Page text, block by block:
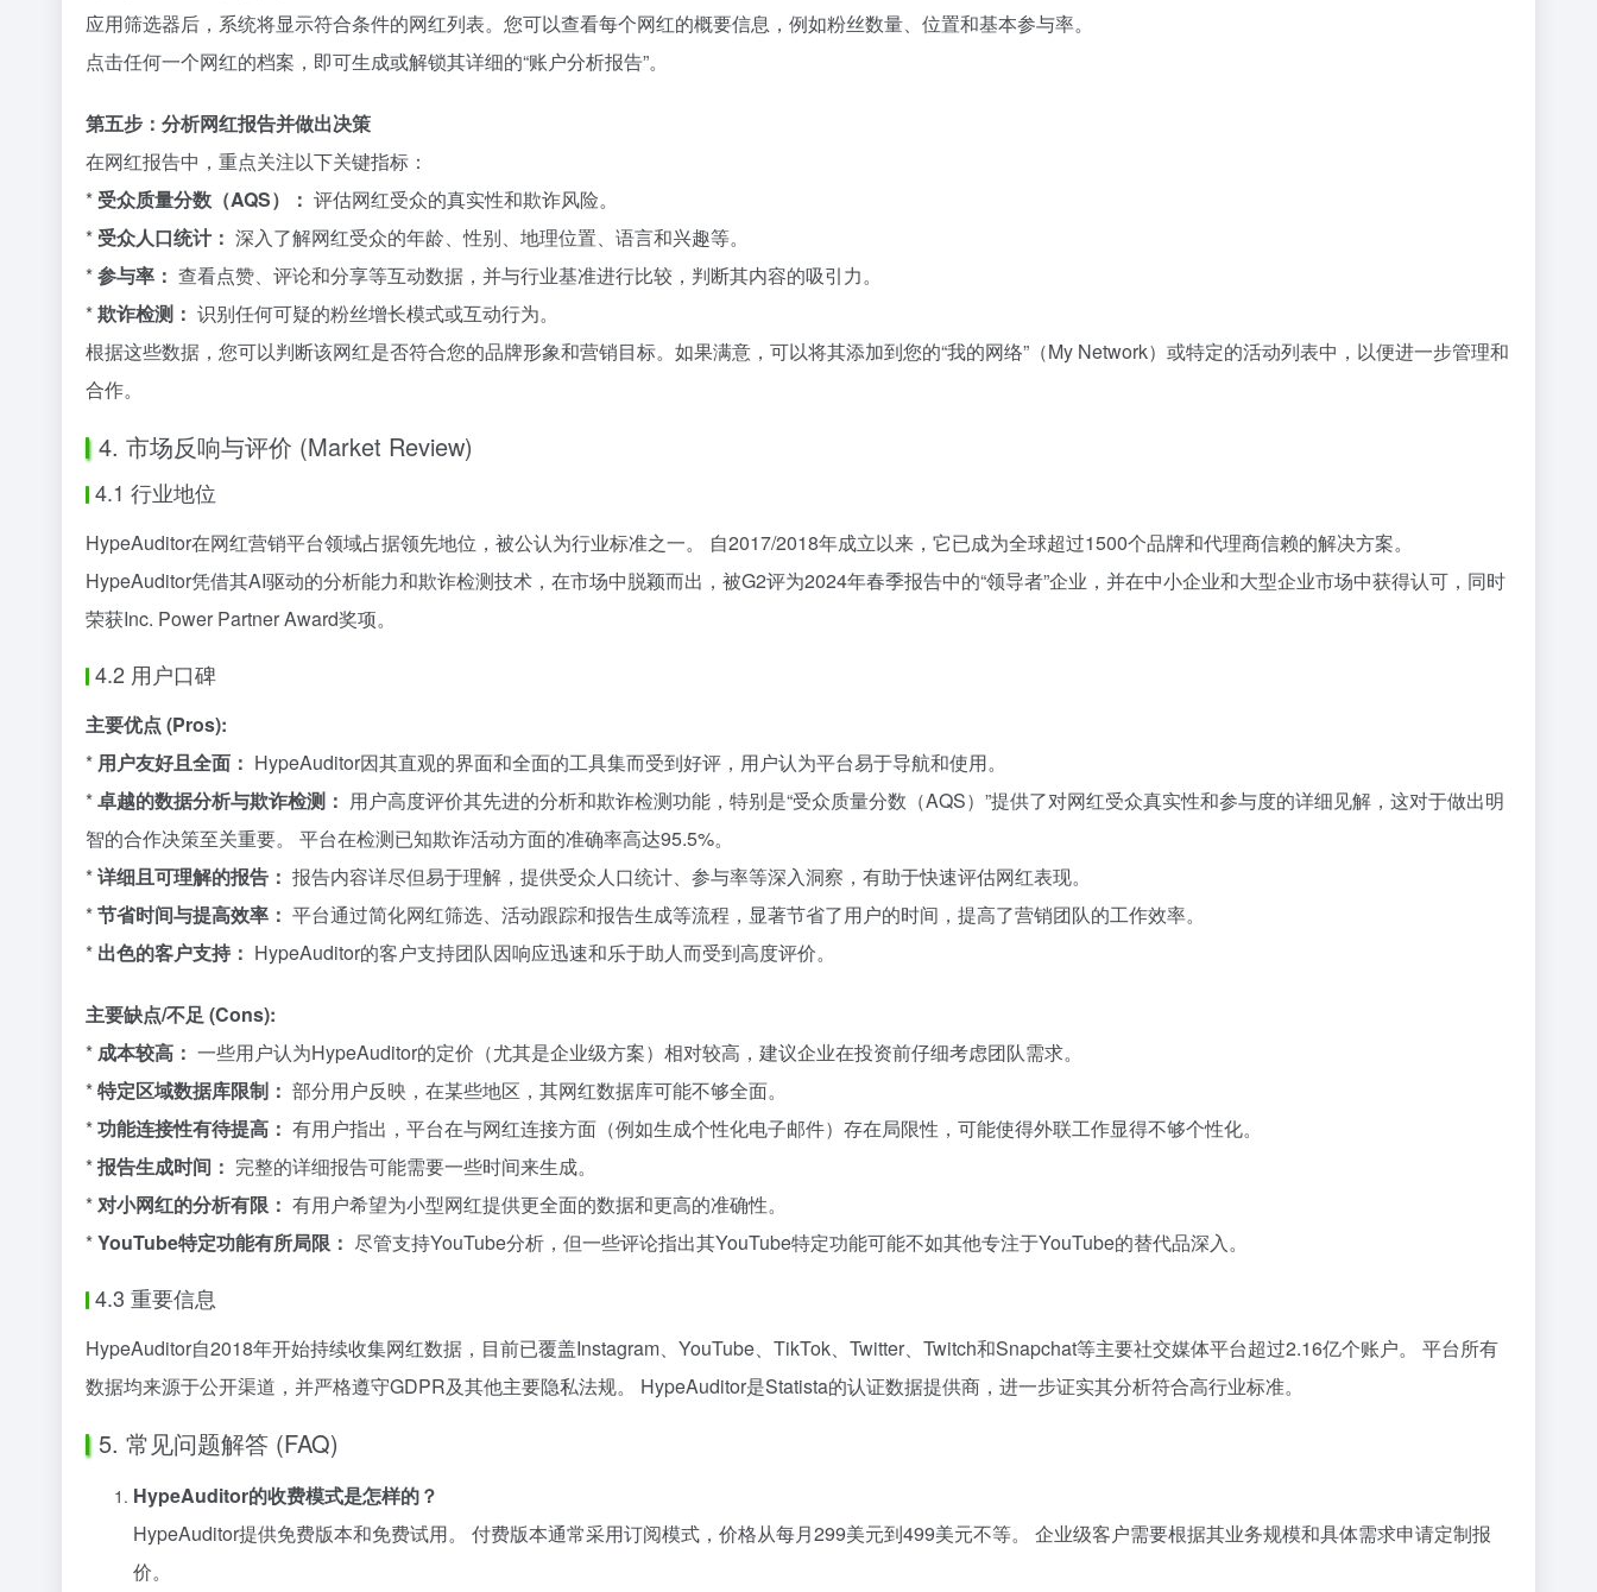
应用筛选器后，系统将显示符合条件的网红列表。您可以查看每个网红的概要信息，例如粉丝数量、位置和基本参与率。
点击任何一个网红的档案，即可生成或解锁其详细的“账户分析报告”。
第五步：分析网红报告并做出决策
在网红报告中，重点关注以下关键指标：
* 受众质量分数（AQS）： 评估网红受众的真实性和欺诈风险。
* 受众人口统计： 深入了解网红受众的年龄、性别、地理位置、语言和兴趣等。
*参与率： 查看点赞、评论和分享等互动数据，并与行业基准进行比较，判断其内容的吸引力。
*欺诈检测： 识别任何可疑的粉丝增长模式或互动行为。
根据这些数据，您可以判断该网红是否符合您的品牌形象和营销目标。如果满意，可以将其添加到您的“我的网络”（My Network）或特定的活动列表中，以便进一步管理和
合作。
4. 市场反响与评价 (Market Review)
4.1 行业地位
HypeAuditor在网红营销平台领域占据领先地位，被公认为行业标准之一。 自2017/2018年成立以来，它已成为全球超过1500个品牌和代理商信赖的解决方案。
HypeAuditor凭借其AI驱动的分析能力和欺诈检测技术，在市场中脱颖而出，被G2评为2024年春季报告中的“领导者”企业，并在中小企业和大型企业市场中获得认可，同时
荣获Inc. Power Partner Award奖项。
4.2 用户口碑
主要优点 (Pros):
* 用户友好且全面： HypeAuditor因其直观的界面和全面的工具集而受到好评，用户认为平台易于导航和使用。
*卓越的数据分析与欺诈检测： 用户高度评价其先进的分析和欺诈检测功能，特别是“受众质量分数（AQS）”提供了对网红受众真实性和参与度的详细见解，这对于做出明
智的合作决策至关重要。 平台在检测已知欺诈活动方面的准确率高达95.5%。
*详细且可理解的报告： 报告内容详尽但易于理解，提供受众人口统计、参与率等深入洞察，有助于快速评估网红表现。
*节省时间与提高效率： 平台通过简化网红筛选、活动跟踪和报告生成等流程，显著节省了用户的时间，提高了营销团队的工作效率。
* 出色的客户支持： HypeAuditor的客户支持团队因响应迅速和乐于助人而受到高度评价。
主要缺点/不足 (Cons):
* 成本较高： 一些用户认为HypeAuditor的定价（尤其是企业级方案）相对较高，建议企业在投资前仔细考虑团队需求。
*特定区域数据库限制： 部分用户反映，在某些地区，其网红数据库可能不够全面。
*功能连接性有待提高： 有用户指出，平台在与网红连接方面（例如生成个性化电子邮件）存在局限性，可能使得外联工作显得不够个性化。
*报告生成时间： 完整的详细报告可能需要一些时间来生成。
*对小网红的分析有限： 有用户希望为小型网红提供更全面的数据和更高的准确性。
*YouTube特定功能有所局限： 尽管支持YouTube分析，但一些评论指出其YouTube特定功能可能不如其他专注于YouTube的替代品深入。
4.3 重要信息
HypeAuditor自2018年开始持续收集网红数据，目前已覆盖Instagram、YouTube、TikTok、Twitter、Twitch和Snapchat等主要社交媒体平台超过2.16亿个账户。 平台所有
数据均来源于公开渠道，并严格遵守GDPR及其他主要隐私法规。 HypeAuditor是Statista的认证数据提供商，进一步证实其分析符合高行业标准。
5. 常见问题解答 (FAQ)
HypeAuditor的收费模式是怎样的？
HypeAuditor提供免费版本和免费试用。 付费版本通常采用订阅模式，价格从每月299美元到499美元不等。 企业级客户需要根据其业务规模和具体需求申请定制报
价。